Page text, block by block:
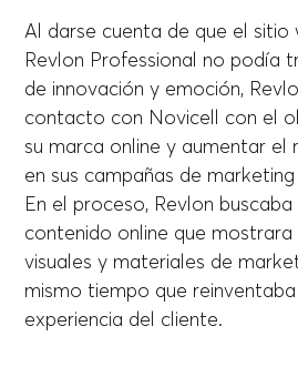
Al darse cuenta de que el sitio
Revlon Professional no podía
de innovación y emoción,
contacto con Novicell con el
su marca online y aumentar el
en sus campañas de
En el proceso, Revlon
contenido online que
visuales y materiales de
mismo tiempo que
experiencia del cliente.